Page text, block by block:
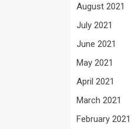
August 2021
July 2021
June 2021
May 2021
April 2021
March 2021
February 2021